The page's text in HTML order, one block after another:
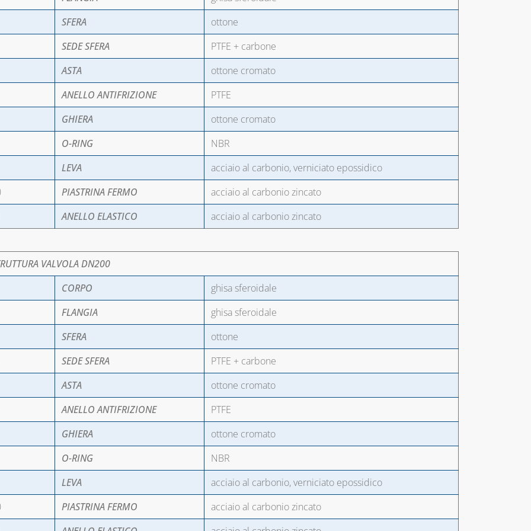
SFERA
ottone
SEDE SFERA
PTFE + carbone
ASTA
ottone cromato
ANELLO ANTIFRIZIONE
PTFE
GHIERA
ottone cromato
O-RING
NBR
LEVA
acciaio al carbonio, verniciato epossidico
PIASTRINA FERMO
acciaio al carbonio zincato
ANELLO ELASTICO acciaio al carbonio zincato
VALVOLA DN200
CORPO
ghisa sferoidale
FLANGIA
ghisa sferoidale
SFERA
ottone
SEDE SFERA
PTFE + carbone
ASTA
ottone cromato
ANELLO ANTIFRIZIONE
PTFE
GHIERA
ottone cromato
O-RING
NBR
LEVA
acciaio al carbonio, verniciato epossidico
PIASTRINA FERMO
acciaio al carbonio zincato